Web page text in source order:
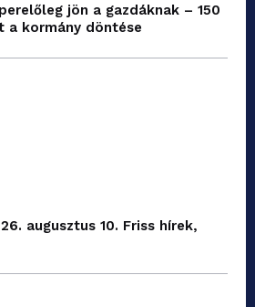
jön a gazdáknak – 150
a kormány döntése
augusztus 10. Friss hírek,